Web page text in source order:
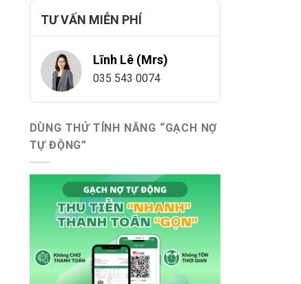
TƯ VẤN MIỄN PHÍ
Lĩnh Lê (Mrs)
035 543 0074
DÙNG THỬ TÍNH NĂNG “GẠCH NỢ
TỰ ĐỘNG”